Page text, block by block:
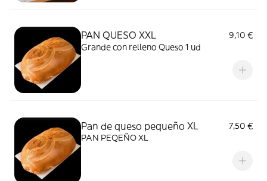
PAN QUESO XXL
9,10 €
Grande con relleno Queso 1 ud
Pan de queso pequeño XL
7,50 €
PAN PEQEÑO XL